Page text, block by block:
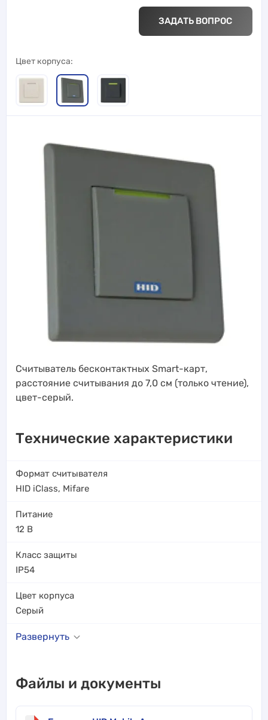
ЗАДАТЬ ВОПРОС
Цвет корпуса
Считыватель бесконтактных Smart-карт,
расстояние считывания до 7,0 см (только чтение),
цвет-серый.
Технические характеристики
Формат считывателя
HID iClass, Mifare
Питание
12 В
Класс защиты
IP54
Цвет корпуса
Серый
Развернуть
Файлы и документы